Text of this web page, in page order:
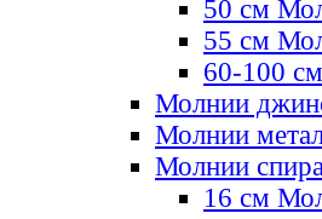
50 см
55 см
60-100
Молнии
Молнии
Молнии
16 см